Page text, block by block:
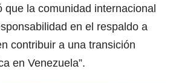
que la comunidad internacional
en el respaldo a
contribuir a una transición
en Venezuela”.